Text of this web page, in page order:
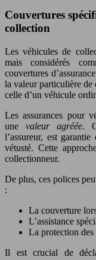
Couvertures
collection
Les véhicules de
mais considérés
couvertures
la valeur particulière de
celle d’un véhicule
Les assurances pour
une valeur agréée.
l’assureur, est
vétusté. Cette
collectionneur.
De plus, ces polices
:
La couverture
L’assistance
La protection des
Il est crucial de